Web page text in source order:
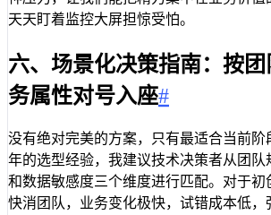
天天盯着监控大屏担惊受怕。
六、场景化决策指南：按
务属性对号入座#
没有绝对完美的方案，只有最适合当前阶
年的选型经验，我建议技术决策者从团队
和数据敏感度三个维度进行匹配。对于初
快消团队，业务变化极快，试错成本低，